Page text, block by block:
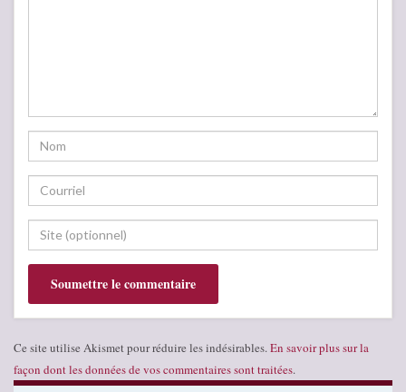
Ce site utilise Akismet pour réduire les indésirables. En savoir plus sur la
façon dont les données de vos commentaires sont traitées.